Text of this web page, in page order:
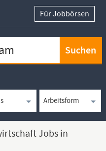
Für Jobbörsen
Jobs in